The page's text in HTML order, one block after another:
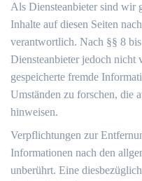
Als Diensteanbieter sind wir
Inhalte auf diesen Seiten
verantwortlich. Nach §§ 8
Diensteanbieter jedoch nicht
gespeicherte fremde
Umständen zu forschen, die
hinweisen.
Verpflichtungen zur
Informationen nach den
unberührt. Eine